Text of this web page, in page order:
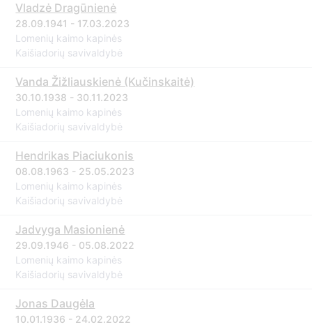
Vladzė Dragūnienė
28.09.1941 - 17.03.2023
Lomenių kaimo kapinės
Kaišiadorių savivaldybė
Vanda Žižliauskienė (Kučinskaitė)
30.10.1938 - 30.11.2023
Lomenių kaimo kapinės
Kaišiadorių savivaldybė
Hendrikas Piaciukonis
08.08.1963 - 25.05.2023
Lomenių kaimo kapinės
Kaišiadorių savivaldybė
Jadvyga Masionienė
29.09.1946 - 05.08.2022
Lomenių kaimo kapinės
Kaišiadorių savivaldybė
Jonas Daugėla
10.01.1936 - 24.02.2022